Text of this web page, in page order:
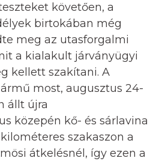
követően, a
birtokában még
meg az utasforgalmi
a kialakult járványügyi
kellett szakítani. A
most, augusztus 24-
állt újra
közepén kő- és sárlavina
szakaszon a
átkelésnél, így ezen a